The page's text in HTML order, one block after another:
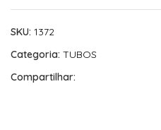
SKU: 1372
Categoria: TUBOS
Compartilhar: